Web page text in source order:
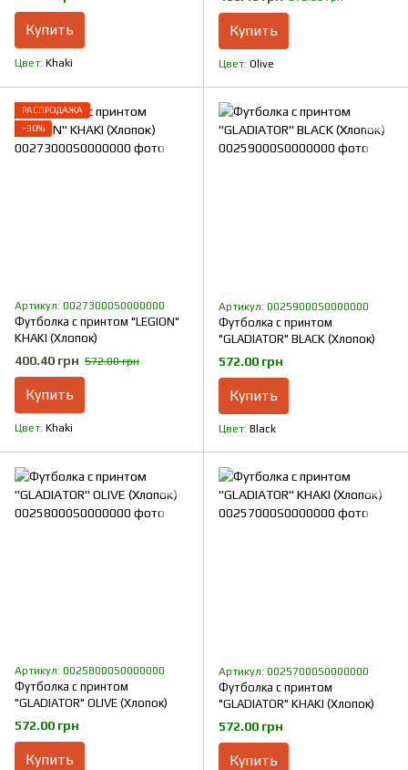
Купить
Цвет Khaki
Купить
Цвет Olive
РАСПРОДАЖА
−30%
Артикул: 00273000S0000000
Футболка с принтом "LEGION"
KHAKI (Хлопок)
400.40 грн 572.00 грн
Купить
Цвет Khaki
Артикул: 00259000S0000000
Футболка с принтом
"GLADIATOR" BLACK (Хлопок)
572.00 грн
Купить
Цвет Black
Артикул: 00258000S0000000
Футболка с принтом
"GLADIATOR" OLIVE (Хлопок)
572.00 грн
Купить
Артикул: 00257000S0000000
Футболка с принтом
"GLADIATOR" KHAKI (Хлопок)
572.00 грн
Купить